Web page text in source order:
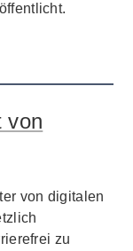
von
von digitalen
zu